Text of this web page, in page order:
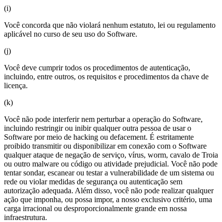
(i)
Você concorda que não violará nenhum estatuto, lei ou regulamento
aplicável no curso de seu uso do Software.
(j)
Você deve cumprir todos os procedimentos de autenticação,
incluindo, entre outros, os requisitos e procedimentos da chave de
licença.
(k)
Você não pode interferir nem perturbar a operação do Software,
incluindo restringir ou inibir qualquer outra pessoa de usar o
Software por meio de hacking ou defacement. É estritamente
proibido transmitir ou disponibilizar em conexão com o Software
qualquer ataque de negação de serviço, vírus, worm, cavalo de Troia
ou outro malware ou código ou atividade prejudicial. Você não pode
tentar sondar, escanear ou testar a vulnerabilidade de um sistema ou
rede ou violar medidas de segurança ou autenticação sem
autorização adequada. Além disso, você não pode realizar qualquer
ação que imponha, ou possa impor, a nosso exclusivo critério, uma
carga irracional ou desproporcionalmente grande em nossa
infraestrutura.